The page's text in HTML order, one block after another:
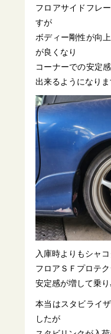
フロアサイドフレ
すが
ボディー剛性が向
が良くなり
コーナーでの安定
出来るようになりま
入庫時よりもシャ
フロアＳＦプロテ
安定感が増して乗り
本当はスタビライ
したが